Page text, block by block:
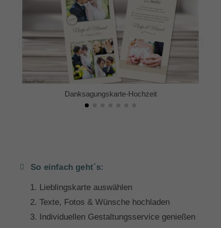
Danksagungskarte-Hochzeit
So einfach geht´s:
Lieblingskarte auswählen
Texte, Fotos & Wünsche hochladen
Individuellen Gestaltungsservice genießen